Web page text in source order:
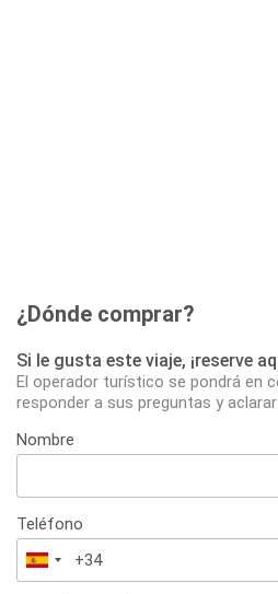
¿Dónde comprar?
Si le gusta este viaje, ¡reserve
El operador turístico se pondrá en
responder a sus preguntas y
Nombre
Teléfono
España
+34